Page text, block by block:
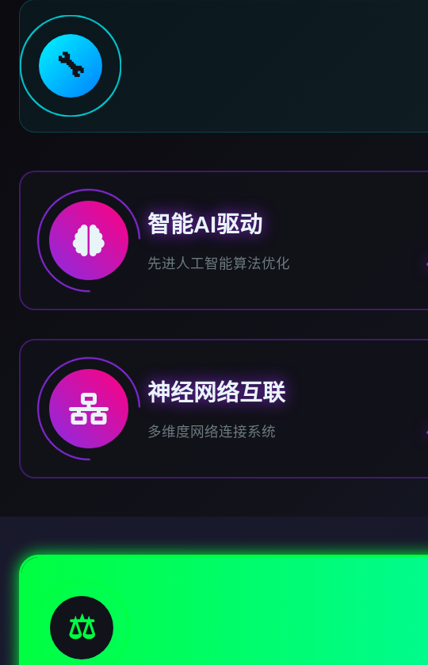
🔧
智能AI驱动
先进人工智能算法优化
神经网络互联
多维度网络连接系统
⚖️